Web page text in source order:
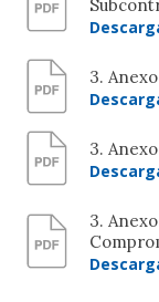
3.
3.
3.